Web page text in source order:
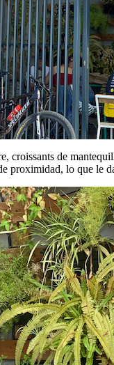
de
proximidad, lo que le